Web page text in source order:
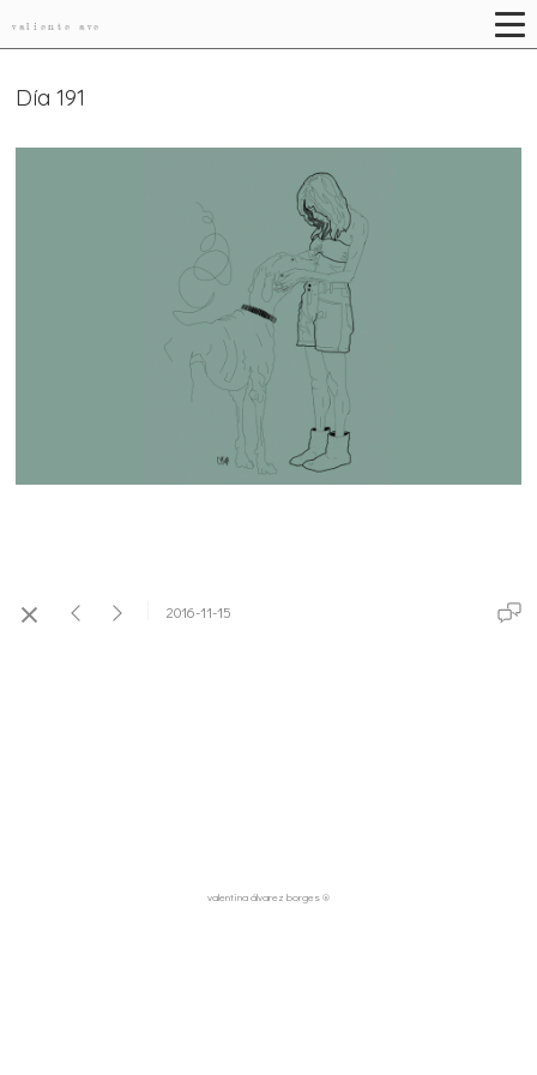
valiente ave
Día 191
2016-11-15
valentina álvarez borges ®